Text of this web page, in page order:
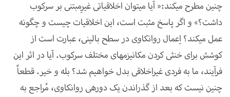
چنین مطرح می­کند:« آیا می­توان اخلاقیاتی غیرِمبتنی بر سرکوب
داشت؟» و اگر پاسخ مثبت است، این اخلاقیات چیست و چگونه
عمل می­کند؟ اِعمال روان­کاوی در سطح بالینی، عبارت است از
کوشش برای خنثی کردن مکانیزم­های مختلف سرکوب. آیا در اثر این
فرآیند، ما به فردی غیراخلاقی بدل خواهیم شد؟ بله و خیر. قطعاً
چنین نیست که بعد از گذراندن یک دوره­ی روان­کاوی، مُراجع به